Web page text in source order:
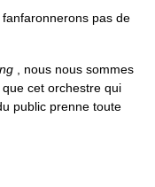
pas de
, nous nous sommes
cet orchestre qui
public prenne toute